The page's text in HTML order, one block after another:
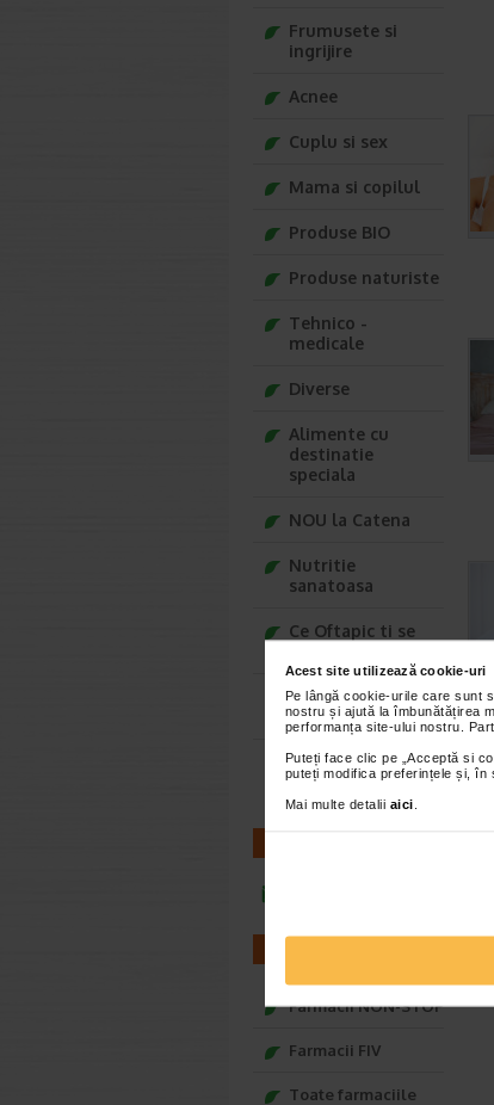
Acest site utilizează cookie-uri
Pe lângă cookie-urile care sunt
nostru și ajută la îmbunătățirea
performanța site-ului nostru.
Puteți face clic pe „Acceptă si
puteți modifica preferințele și, în
Mai multe detalii aici
Frumusete si
ingrijire
Acnee
Cuplu si sex
Mama si copilul
Produse BIO
Produse naturiste
Tehnico -
medicale
Diverse
Alimente cu
destinatie
speciala
NOU la Catena
Nutritie
sanatoasa
Ce Oftapic ti se
Adora – Adorabili
din prima clipa
Seturi cadou
Baylis&Harding
Farmacii NON-STOP
Farmacii FIV
Toate farmaciile